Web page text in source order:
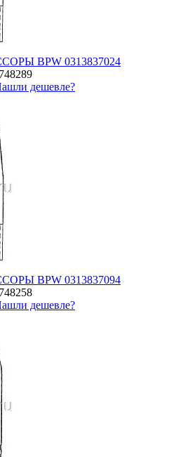
BPW 0313837024
дешевле?
BPW 0313837094
дешевле?